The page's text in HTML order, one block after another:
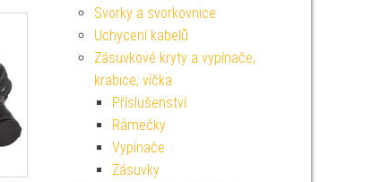
Svorky a svorkovnice
Uchycení kabelů
Zásuvkové kryty a vypínače,
krabice, víčka
Příslušenství
Rámečky
Vypínače
Zásuvky